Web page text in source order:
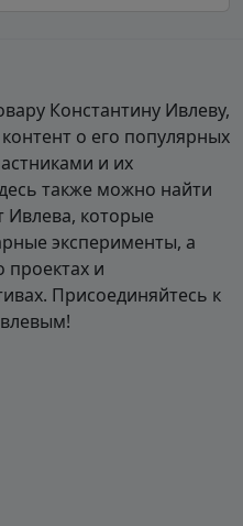
Константину Ивлеву,
о его популярных
и их
также можно найти
Ивлева, которые
эксперименты, а
проектах и
Присоединяйтесь к